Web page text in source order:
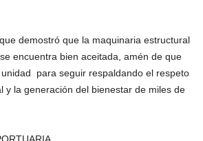
demostró que la maquinaria estructural
encuentra bien aceitada, amén de que
para seguir respaldando el respeto
y la generación del bienestar de miles de